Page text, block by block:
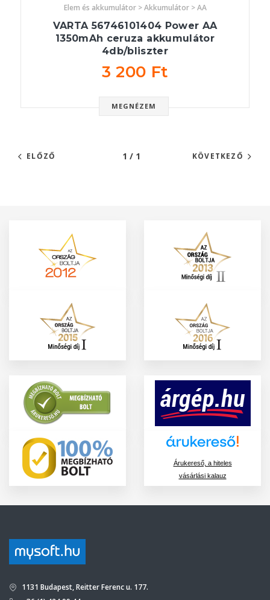
Elem és akkumulátor > Akkumulátor > AA
VARTA 56746101404 Power AA
1350mAh ceruza akkumulátor
4db/bliszter
3 200 Ft
MEGNÉZEM
ELŐZŐ 1 / 1 KÖVETKEZŐ
Árukereső, a hiteles
vásárlási kalauz
1131 Budapest, Reitter Ferenc u. 177.